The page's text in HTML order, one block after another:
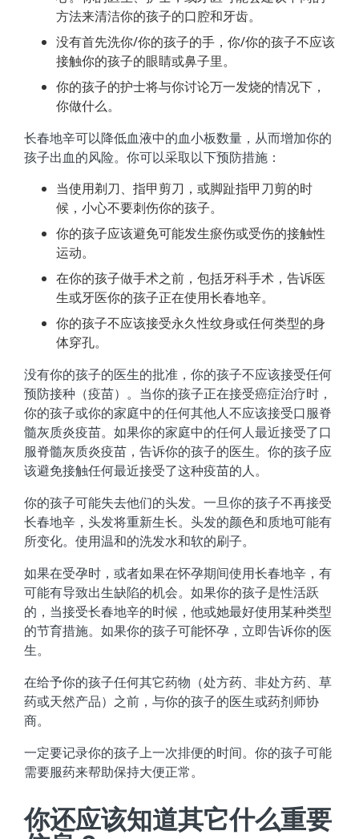
方法来清洁你的孩子的口腔和牙齿。
没有首先洗你/你的孩子的手，你/你的孩子不应该
接触你的孩子的眼睛或鼻子里。
你的孩子的护士将与你讨论万一发烧的情况下，
你做什么。
长春地辛可以降低血液中的血小板数量，从而增加你的
孩子出血的风险。你可以采取以下预防措施：
当使用剃刀、指甲剪刀，或脚趾指甲刀剪的时
候，小心不要刺伤你的孩子。
你的孩子应该避免可能发生瘀伤或受伤的接触性
运动。
在你的孩子做手术之前，包括牙科手术，告诉医
生或牙医你的孩子正在使用长春地辛。
你的孩子不应该接受永久性纹身或任何类型的身
体穿孔。
没有你的孩子的医生的批准，你的孩子不应该接受任何
预防接种（疫苗）。当你的孩子正在接受癌症治疗时，
你的孩子或你的家庭中的任何其他人不应该接受口服脊
髓灰质炎疫苗。如果你的家庭中的任何人最近接受了口
服脊髓灰质炎疫苗，告诉你的孩子的医生。你的孩子应
该避免接触任何最近接受了这种疫苗的人。
你的孩子可能失去他们的头发。一旦你的孩子不再接受
长春地辛，头发将重新生长。头发的颜色和质地可能有
所变化。使用温和的洗发水和软的刷子。
如果在受孕时，或者如果在怀孕期间使用长春地辛，有
可能有导致出生缺陷的机会。如果你的孩子是性活跃
的，当接受长春地辛的时候，他或她最好使用某种类型
的节育措施。如果你的孩子可能怀孕，立即告诉你的医
生。
在给予你的孩子任何其它药物（处方药、非处方药、草
药或天然产品）之前，与你的孩子的医生或药剂师协
商。
一定要记录你的孩子上一次排便的时间。你的孩子可能
需要服药来帮助保持大便正常。
你还应该知道其它什么重要